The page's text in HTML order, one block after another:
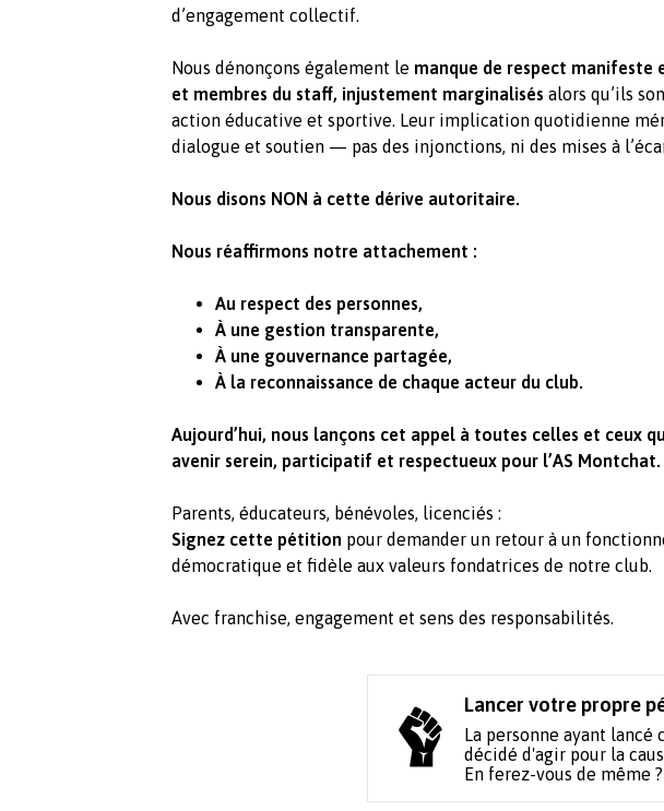
d’engagement collectif.
Nous dénonçons également le manque de respect manifeste
et membres du staff, injustement marginalisés alors qu’ils
action éducative et sportive. Leur implication quotidienne
dialogue et soutien — pas des injonctions, ni des mises à
Nous disons NON à cette dérive autoritaire.
Nous réaffirmons notre attachement :
Au respect des personnes,
À une gestion transparente,
À une gouvernance partagée,
À la reconnaissance de chaque acteur du club.
Aujourd’hui, nous lançons cet appel à toutes celles et ceux
avenir serein, participatif et respectueux pour l’AS Montchat.
Parents, éducateurs, bénévoles, licenciés :
Signez cette pétition pour demander un retour à un
démocratique et fidèle aux valeurs fondatrices de notre club.
Avec franchise, engagement et sens des responsabilités.
Lancer votre propre
La personne ayant
décidé d'agir pour la
En ferez-vous de même ?